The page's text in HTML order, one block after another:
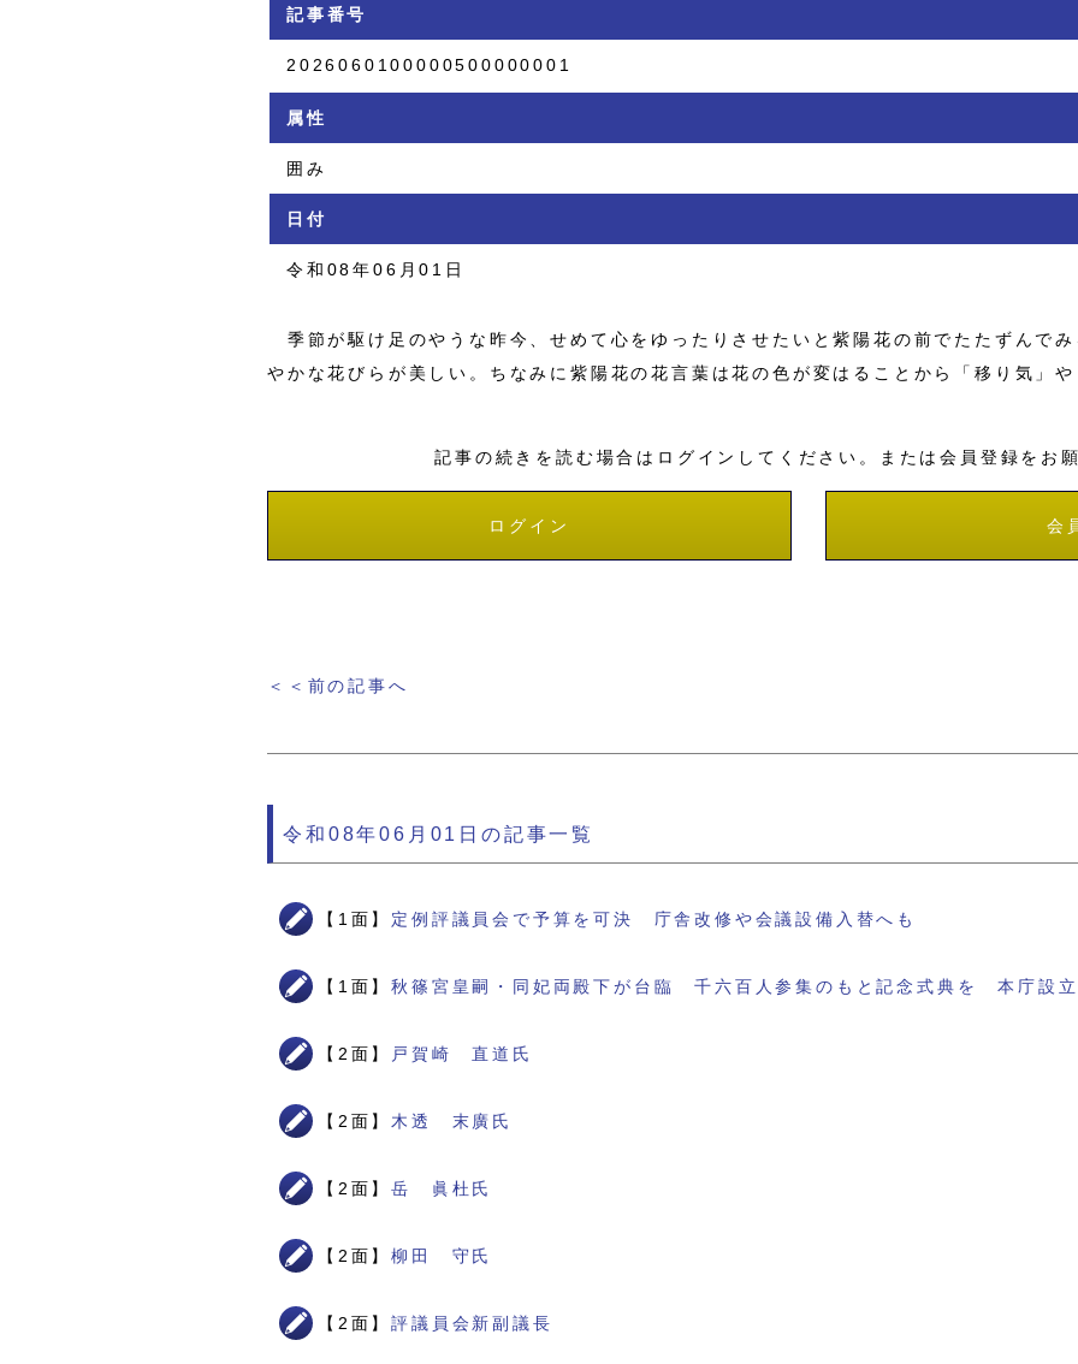
記事番号
2026060100000500000001
属性
囲み
日付
令和08年06月01日
季節が駆け足のやうな昨今、せめて心をゆったりさせたいと紫陽花の前でたたずんで
やかな花びらが美しい。ちなみに紫陽花の花言葉は花の色が変はることから「移り気」
記事の続きを読む場合はログインしてください。または会員登録をお
ログイン 会
＜＜前の記事へ
令和08年06月01日の記事一覧
【1面】 定例評議員会で予算を可決 庁舎改修や会議設備入替へも
【1面】秋篠宮皇嗣・同妃両殿下が台臨 千六百人参集のもと記念式典を 本庁設
【2面】 戸賀崎 直道氏
【2面】 木透 末廣氏
【2面】岳 眞杜氏
【2面】柳田 守氏
【2面】評議員会新副議長